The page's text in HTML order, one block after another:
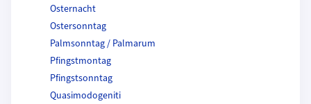
Osternacht
Ostersonntag
Palmsonntag / Palmarum
Pfingstmontag
Pfingstsonntag
Quasimodogeniti